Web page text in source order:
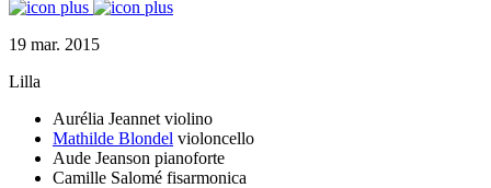
19 mar. 2015
Lilla
Aurélia Jeannet violino
Mathilde Blondel violoncello
Aude Jeanson pianoforte
Camille Salomé fisarmonica